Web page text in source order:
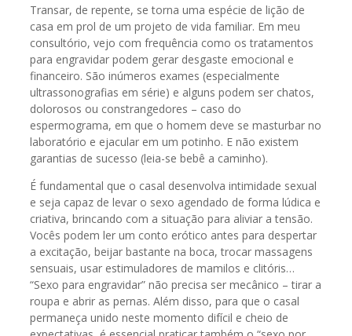
Transar, de repente, se torna uma espécie de lição de
casa em prol de um projeto de vida familiar. Em meu
consultório, vejo com frequência como os tratamentos
para engravidar podem gerar desgaste emocional e
financeiro. São inúmeros exames (especialmente
ultrassonografias em série) e alguns podem ser chatos,
dolorosos ou constrangedores – caso do
espermograma, em que o homem deve se masturbar no
laboratório e ejacular em um potinho. E não existem
garantias de sucesso (leia-se bebê a caminho).
É fundamental que o casal desenvolva intimidade sexual
e seja capaz de levar o sexo agendado de forma lúdica e
criativa, brincando com a situação para aliviar a tensão.
Vocês podem ler um conto erótico antes para despertar
a excitação, beijar bastante na boca, trocar massagens
sensuais, usar estimuladores de mamilos e clitóris…
“Sexo para engravidar” não precisa ser mecânico – tirar a
roupa e abrir as pernas. Além disso, para que o casal
permaneça unido neste momento difícil e cheio de